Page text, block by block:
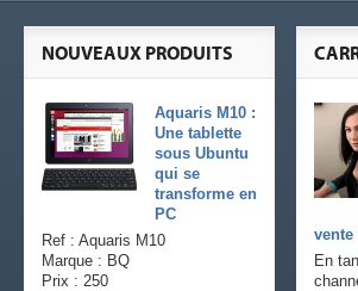
En
NOUVEAUX PRODUITS
Aquaris M10 :
Une tablette
sous Ubuntu
qui se
transforme en
PC
Ref : Aquaris M10
Marque : BQ
Prix : 250